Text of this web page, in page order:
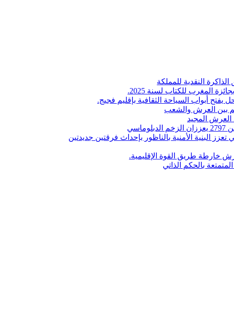
النقدية للمملكة
المغرب للكتاب لسنة 2025.
يفتح أبواب السياحة الثقافية بإقليم فجيج.
بين العرش والشعب
العرش المجيد
البنية الأمنية بالناظور بإحداث فرقتين جديدتين
خارطة طريق القوة الإقليمية.
بالحكم الذاتي